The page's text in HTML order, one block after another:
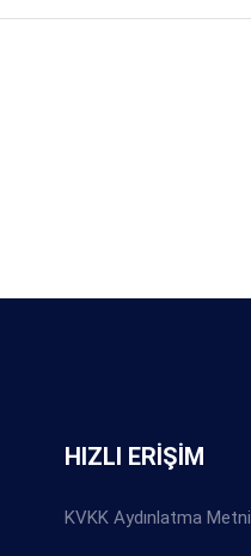
HIZLI ERİŞİM
KVKK Aydınlatma Metni